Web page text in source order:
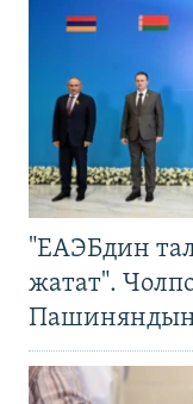
"ЕАЭБдин
жатат".